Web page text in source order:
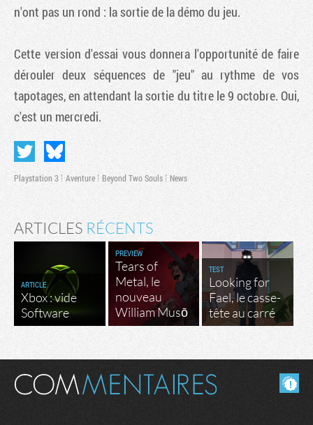
n'ont pas un rond : la sortie de la démo du jeu.
Cette version d'essai vous donnera l'opportunité de faire
dérouler deux séquences de "jeu" au rythme de vos
tapotages, en attendant la sortie du titre le 9 octobre. Oui,
c'est un mercredi.
Playstation 3 Aventure Beyond Two Souls News
ARTICLES RÉCENTS
ARTICLE
Xbox : vide
Software
PREVIEW
Tears of
Metal, le
nouveau
William Musō
TEST
Looking for
Fael, le casse-
tête au carré
Masquer les commentaires lus.